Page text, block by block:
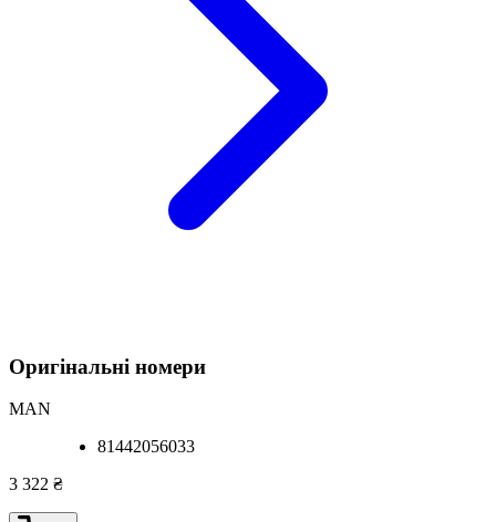
Оригінальні номери
MAN
81442056033
3 322 ₴